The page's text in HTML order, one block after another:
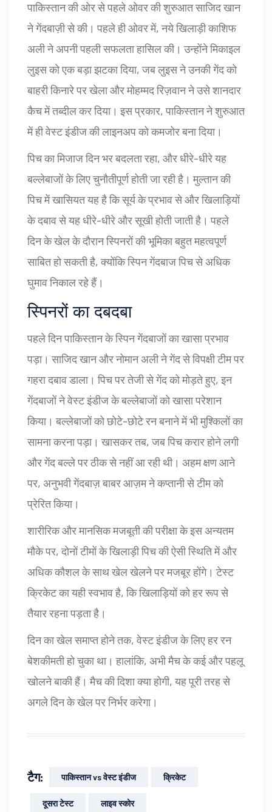
पाकिस्तान की ओर से पहले ओवर की शुरुआत साजिद खान
ने गेंदबाज़ी से की। पहले ही ओवर में, नये खिलाड़ी काशिफ
अली ने अपनी पहली सफलता हासिल की। उन्होंने मिकाइल
लुइस को एक बड़ा झटका दिया, जब लुइस ने उनकी गेंद को
बाहरी किनारे पर खेला और मोहम्मद रिज़वान ने उसे शानदार
कैच में तब्दील कर दिया। इस प्रकार, पाकिस्तान ने शुरुआत
में ही वेस्ट इंडीज की लाइनअप को कमजोर बना दिया।
पिच का मिजाज दिन भर बदलता रहा, और धीरे-धीरे यह
बल्लेबाजों के लिए चुनौतीपूर्ण होती जा रही है। मुल्तान की
पिच में खासियत यह है कि सूर्य के प्रभाव से और खिलाड़ियों
के दबाव से यह धीरे-धीरे और सूखी होती जाती है। पहले
दिन के खेल के दौरान स्पिनरों की भूमिका बहुत महत्वपूर्ण
साबित हो सकती है, क्योंकि स्पिन गेंदबाज पिच से अधिक
घुमाव निकाल रहे हैं।
स्पिनरों का दबदबा
पहले दिन पाकिस्तान के स्पिन गेंदबाजों का खासा प्रभाव
पड़ा। साजिद खान और नोमान अली ने गेंद से विपक्षी टीम पर
गहरा दबाव डाला। पिच पर तेजी से गेंद को मोड़ते हुए, इन
गेंदबाजों ने वेस्ट इंडीज के बल्लेबाजों को खासा परेशान
किया। बल्लेबाजों को छोटे-छोटे रन बनाने में भी मुश्किलों का
सामना करना पड़ा। खासकर तब, जब पिच करार होने लगी
और गेंद बल्ले पर ठीक से नहीं आ रही थी। अहम क्षण आने
पर, अनुभवी गेंदबाज़ बाबर आज़म ने कप्तानी से टीम को
प्रेरित किया।
शारीरिक और मानसिक मजबूती की परीक्षा के इस अन्यतम
मौके पर, दोनों टीमों के खिलाड़ी पिच की ऐसी स्थिति में और
अधिक कौशल के साथ खेल खेलने पर मजबूर होंगे। टेस्ट
क्रिकेट का यही स्वभाव है, कि खिलाड़ियों को हर रूप से
तैयार रहना पड़ता है।
दिन का खेल समाप्त होने तक, वेस्ट इंडीज के लिए हर रन
बेशकीमती हो चुका था। हालांकि, अभी मैच के कई और पहलू
खोलने बाकी हैं। मैच की दिशा क्या होगी, यह पूरी तरह से
अगले दिन के खेल पर निर्भर करेगा।
टैग: पाकिस्तान vs वेस्ट इंडीज क्रिकेट
दूसरा टेस्ट लाइव स्कोर